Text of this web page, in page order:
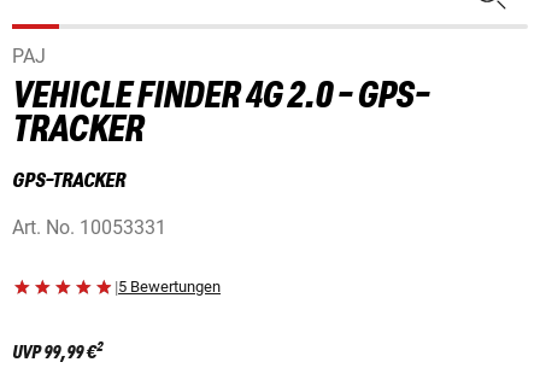
PAJ
VEHICLE FINDER 4G 2.0 - GPS-
TRACKER
GPS-TRACKER
Art. No. 10053331
|5 Bewertungen
UVP99,99 €2